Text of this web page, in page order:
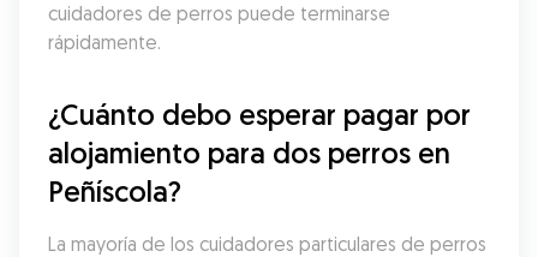
cuidadores de perros puede terminarse
rápidamente.
¿Cuánto debo esperar pagar por
alojamiento para dos perros en
Peñíscola?
La mayoría de los cuidadores particulares de perros